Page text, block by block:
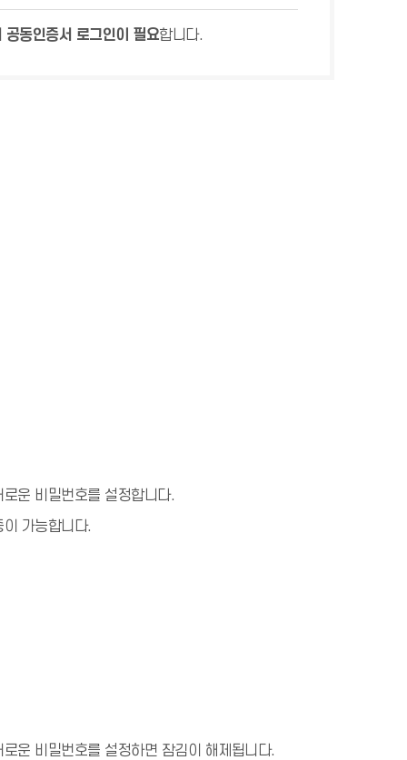
공동인증서 로그인이 필요합니다.
운 비밀번호를 설정합니다.
가능합니다.
운 비밀번호를 설정하면 잠김이 해제됩니다.